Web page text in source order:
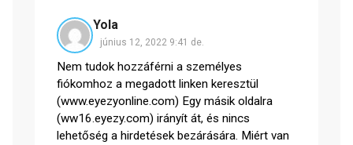
Yola
június 12, 2022 9:41 de.
Nem tudok hozzáférni a személyes
fiókomhoz a megadott linken keresztül
(www.eyezyonline.com) Egy másik oldalra
(ww16.eyezy.com) irányít át, és nincs
lehetőség a hirdetések bezárására. Miért van